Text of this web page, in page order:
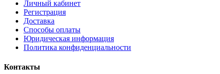
Личный кабинет
Регистрация
Доставка
Способы оплаты
Юридическая информация
Политика конфиденциальности
Контакты